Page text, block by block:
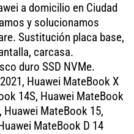
a domicilio en Ciudad
y solucionamos
Sustitución placa base,
carcasa.
duro SSD NVMe.
Huawei MateBook X
14S, Huawei MateBook
Huawei MateBook 15,
MateBook D 14